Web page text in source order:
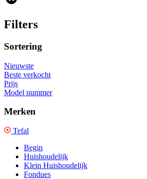
Filters
Sortering
Nieuwste
Beste verkocht
Prijs
Model nummer
Merken
Tefal
Begin
Huishoudelijk
Klein Huishoudelijk
Fondues